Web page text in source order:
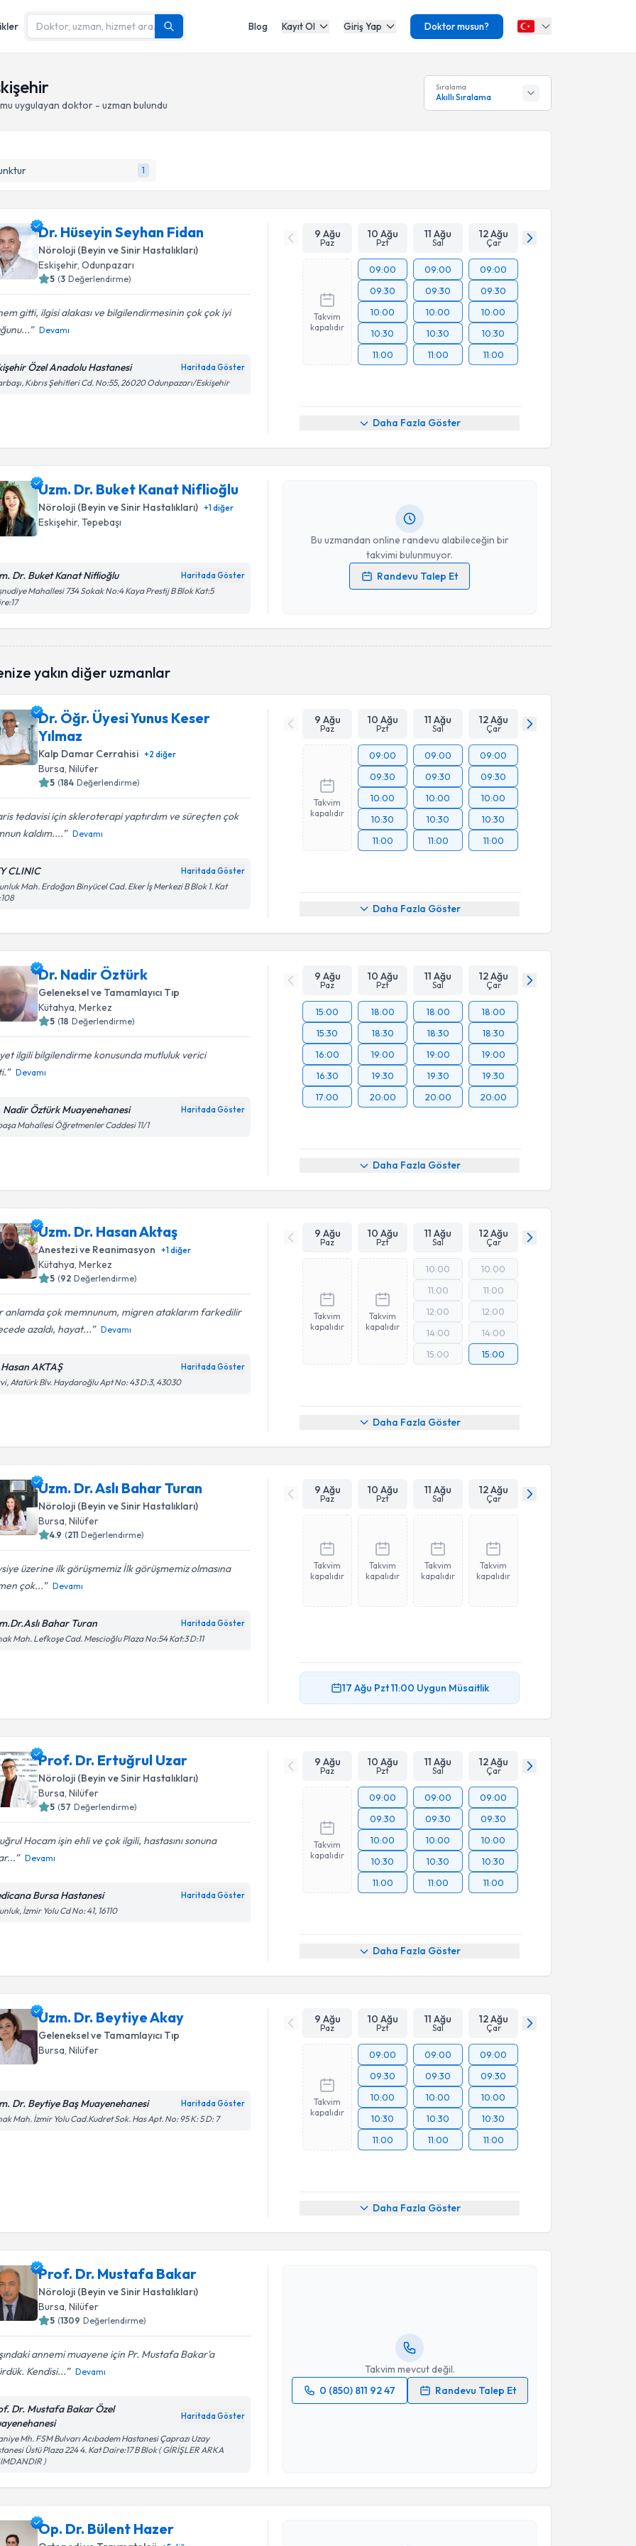
Blog Kayıt Ol Giriş Yap Doktor musun?
uygulayan doktor - uzman bulundu
Sıralama
Akıllı Sıralama
1
Dr. Hüseyin Seyhan Fidan
Nöroloji (Beyin ve Sinir Hastalıkları)
Eskişehir, Odunpazarı
5 (3 Değerlendirme)
gitti, ilgisi alakası ve bilgilendirmesinin çok çok iyi
Devamı
Özel Anadolu Hastanesi Haritada Göster
Kıbrıs Şehitleri Cd. No:55, 26020 Odunpazarı/Eskişehir
9 Ağu
Paz
10 Ağu
Pzt
11 Ağu
Sal
12 Ağu
Çar
Takvim
kapalıdır
09:00
09:30
10:00
10:30
11:00
09:00
09:30
10:00
10:30
11:00
09:00
09:30
10:00
10:30
11:00
Daha Fazla Göster
Uzm. Dr. Buket Kanat Niflioğlu
Nöroloji (Beyin ve Sinir Hastalıkları) +1diğer
Eskişehir, Tepebaşı
Dr. Buket Kanat Niflioğlu Haritada Göster
Mahallesi 734 Sokak No:4 Kaya Prestij B Blok Kat:5
Bu uzmandan online randevu alabileceğin bir
takvimi bulunmuyor.
Randevu Talep Et
Randevu Takvimi Talebi
Uzm. Dr. Buket Kanat Niflioğluiçin randevu takvimi talebi
oluşturun. Size bu uzmandan randevu almanız için bir takvim
Kişisel verilerimin işlenmesine ilişkinAydınlatma Metni
yakın diğer uzmanlar
Dr. Öğr. Üyesi Yunus Keser
Yılmaz
Kalp Damar Cerrahisi +2 diğer
Bursa , Nilüfer
5 (184 Değerlendirme)
tedavisi için skleroterapi yaptırdım ve süreçten çok
kaldım....
Devamı
CLINIC Haritada Göster
Mah. Erdoğan Binyücel Cad. Eker İş Merkezi B Blok 1. Kat
9 Ağu
Paz
10 Ağu
Pzt
11 Ağu
Sal
12 Ağu
Çar
Takvim
kapalıdır
09:00
09:30
10:00
10:30
11:00
09:00
09:30
10:00
10:30
11:00
09:00
09:30
10:00
10:30
11:00
Daha Fazla Göster
Dr. Nadir Öztürk
Geleneksel ve Tamamlayıcı Tıp
Kütahya, Merkez
5 (18 Değerlendirme)
ilgili bilgilendirme konusunda mutluluk verici
Devamı
Nadir Öztürk Muayenehanesi Haritada Göster
Mahallesi Öğretmenler Caddesi 11/1
9 Ağu
Paz
10 Ağu
Pzt
11 Ağu
Sal
12 Ağu
Çar
15:00
15:30
16:00
16:30
17:00
18:00
18:30
19:00
19:30
20:00
18:00
18:30
19:00
19:30
20:00
18:00
18:30
19:00
19:30
20:00
Daha Fazla Göster
Uzm. Dr. Hasan Aktaş
Anestezi ve Reanimasyon +1diğer
Kütahya , Merkez
5 (92 Değerlendirme)
anlamda çok memnunum, migren ataklarım farkedilir
azaldı, hayat...
Devamı
AKTAŞ Haritada Göster
Atatürk Blv. Haydaroğlu Apt No: 43 D:3, 43030
9 Ağu
Paz
10 Ağu
Pzt
11 Ağu
Sal
12 Ağu
Çar
Takvim
kapalıdır
Takvim
kapalıdır
10:00
11:00
12:00
14:00
15:00
10:00
11:00
12:00
14:00
15:00
Daha Fazla Göster
Uzm. Dr. Aslı Bahar Turan
Nöroloji (Beyin ve Sinir Hastalıkları)
Bursa, Nilüfer
4.9 (211 Değerlendirme)
üzerine ilk görüşmemiz İlk görüşmemiz olmasına
çok...
Devamı
Bahar Turan Haritada Göster
Mah. Lefkoşe Cad. Mescioğlu Plaza No:54 Kat:3 D:11
9 Ağu
Paz
10 Ağu
Pzt
11 Ağu
Sal
12 Ağu
Çar
Takvim
kapalıdır
Takvim
kapalıdır
Takvim
kapalıdır
Takvim
kapalıdır
17 Ağu Pzt11:00 Uygun Müsaitlik
Prof. Dr. Ertuğrul Uzar
Nöroloji (Beyin ve Sinir Hastalıkları)
Bursa, Nilüfer
5 (57 Değerlendirme)
Hocam işin ehli ve çok ilgili, hastasını sonuna
Devamı
Bursa Hastanesi Haritada Göster
İzmir Yolu Cd No: 41, 16110
9 Ağu
Paz
10 Ağu
Pzt
11 Ağu
Sal
12 Ağu
Çar
Takvim
kapalıdır
09:00
09:30
10:00
10:30
11:00
09:00
09:30
10:00
10:30
11:00
09:00
09:30
10:00
10:30
11:00
Daha Fazla Göster
Uzm. Dr. Beytiye Akay
Geleneksel ve Tamamlayıcı Tıp
Bursa , Nilüfer
Dr. Beytiye Baş Muayenehanesi Haritada Göster
Mah. İzmir Yolu Cad.Kudret Sok. Has Apt. No: 95 K: 5 D: 7
9 Ağu
Paz
10 Ağu
Pzt
11 Ağu
Sal
12 Ağu
Çar
Takvim
kapalıdır
09:00
09:30
10:00
10:30
11:00
09:00
09:30
10:00
10:30
11:00
09:00
09:30
10:00
10:30
11:00
Daha Fazla Göster
Prof. Dr. Mustafa Bakar
Nöroloji (Beyin ve Sinir Hastalıkları)
Bursa, Nilüfer
5 (1309 Değerlendirme)
annemi muayene için Pr. Mustafa Bakar'a
Kendisi...
Devamı
Dr. Mustafa Bakar Özel
Haritada Göster
Mh. FSM Bulvarı Acıbadem Hastanesi Çaprazı Uzay
Üstü Plaza 224 4. Kat Daire:17 B Blok ( GİRİŞLER ARKA
)
Takvim mevcut değil.
0 (850) 811 92 47
Randevu Talep Et
Takvim Talebini Gönder
Op. Dr. Bülent Hazer
Op. Dr. Bülent Hazeriçin randevu takvimi talebi oluşturun. Size
bu uzmandan randevu almanız için bir takvim hazırlandığında e-